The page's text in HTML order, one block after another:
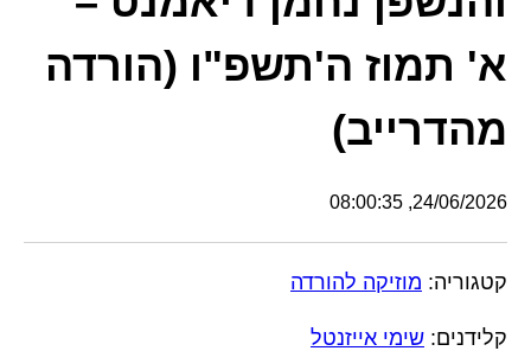
א' תמוז ה'תשפ"ו (הורדה
מהדרייב)
24/06/2026, 08:00:35
קטגוריה: מוזיקה להורדה
קלידנים: שימי אייזנטל